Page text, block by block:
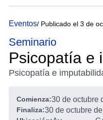
Eventos/ Publicado el 3 de
Seminario
Psicopatía e
Psicopatía e
Comienza:30 de octubre
Finaliza:30 de octubre